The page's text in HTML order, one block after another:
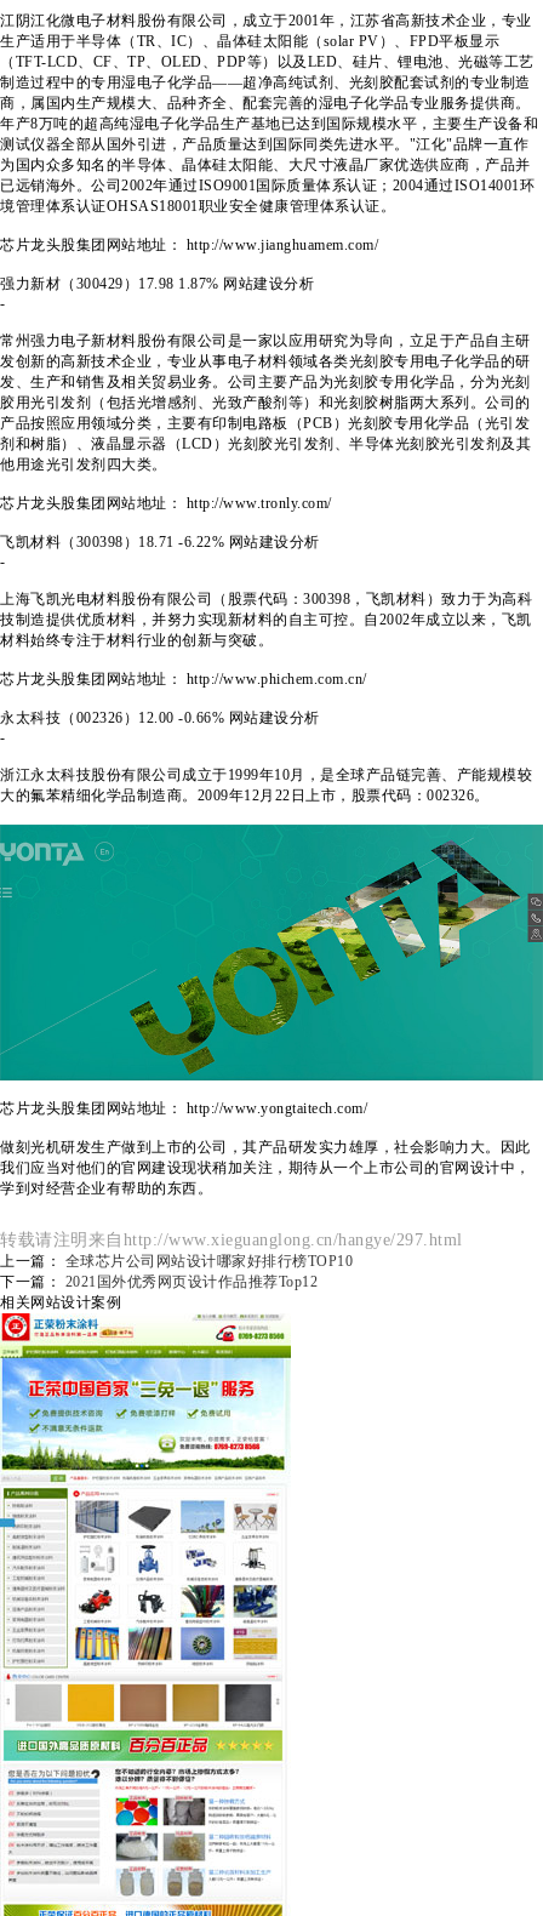
江阴江化微电子材料股份有限公司，成立于2001年，江苏省高新技术企业，专业
生产适用于半导体（TR、IC）、晶体硅太阳能（solar PV）、FPD平板显示
（TFT-LCD、CF、TP、OLED、PDP等）以及LED、硅片、锂电池、光磁等工艺
制造过程中的专用湿电子化学品——超净高纯试剂、光刻胶配套试剂的专业制造
商，属国内生产规模大、品种齐全、配套完善的湿电子化学品专业服务提供商。
年产8万吨的超高纯湿电子化学品生产基地已达到国际规模水平，主要生产设备和
测试仪器全部从国外引进，产品质量达到国际同类先进水平。"江化"品牌一直作
为国内众多知名的半导体、晶体硅太阳能、大尺寸液晶厂家优选供应商，产品并
已远销海外。公司2002年通过ISO9001国际质量体系认证；2004通过ISO14001环
境管理体系认证OHSAS18001职业安全健康管理体系认证。
芯片龙头股集团网站地址： http://www.jianghuamem.com/
强力新材（300429） 17.98 1.87% 网站建设分析
-
常州强力电子新材料股份有限公司是一家以应用研究为导向，立足于产品自主研
发创新的高新技术企业，专业从事电子材料领域各类光刻胶专用电子化学品的研
发、生产和销售及相关贸易业务。公司主要产品为光刻胶专用化学品，分为光刻
胶用光引发剂（包括光增感剂、光致产酸剂等）和光刻胶树脂两大系列。公司的
产品按照应用领域分类，主要有印制电路板（PCB）光刻胶专用化学品（光引发
剂和树脂）、液晶显示器（LCD）光刻胶光引发剂、半导体光刻胶光引发剂及其
他用途光引发剂四大类。
芯片龙头股集团网站地址： http://www.tronly.com/
飞凯材料（300398） 18.71 -6.22% 网站建设分析
-
上海飞凯光电材料股份有限公司（股票代码：300398，飞凯材料）致力于为高科
技制造提供优质材料，并努力实现新材料的自主可控。自2002年成立以来，飞凯
材料始终专注于材料行业的创新与突破。
芯片龙头股集团网站地址： http://www.phichem.com.cn/
永太科技（002326）12.00 -0.66% 网站建设分析
-
浙江永太科技股份有限公司成立于1999年10月，是全球产品链完善、产能规模较
大的氟苯精细化学品制造商。2009年12月22日上市，股票代码：002326。
芯片龙头股集团网站地址： http://www.yongtaitech.com/
做刻光机研发生产做到上市的公司，其产品研发实力雄厚，社会影响力大。因此
我们应当对他们的官网建设现状稍加关注，期待从一个上市公司的官网设计中，
学到对经营企业有帮助的东西。
转载请注明来自http://www.xieguanglong.cn/hangye/297.html
上一篇： 全球芯片公司网站设计哪家好排行榜TOP10
下一篇： 2021国外优秀网页设计作品推荐Top12
相关网站设计案例